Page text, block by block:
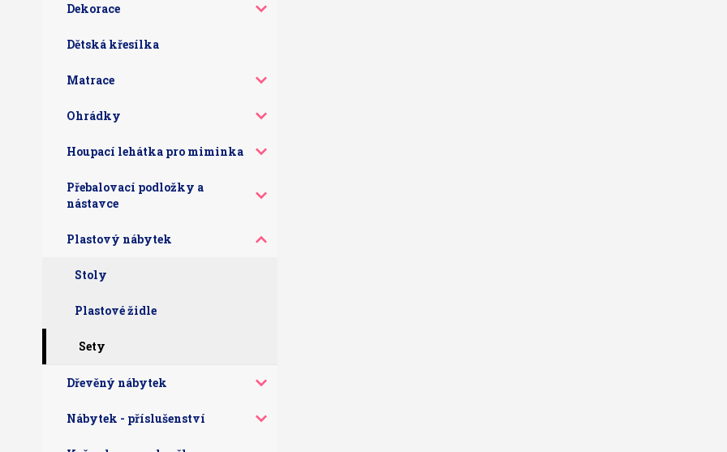
Dekorace
Dětská křesílka
Matrace
Ohrádky
Houpací lehátka pro miminka
Přebalovací podložky a
nástavce
Plastový nábytek
Stoly
Plastové židle
Sety
Dřevěný nábytek
Nábytek - příslušenství